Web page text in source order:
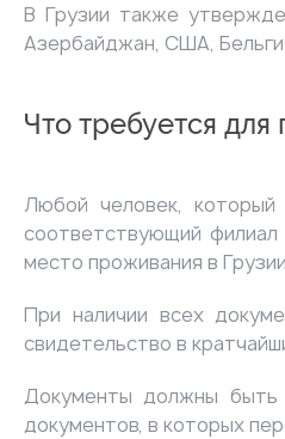
В Грузии также
Азербайджан, США,
Что требуется для
Любой человек,
соответствующий
место проживания в
При наличии всех
свидетельство в
Документы должны быть
документов, в которых